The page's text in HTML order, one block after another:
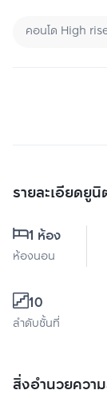
คอนโด High
รายละเอียดยูนิ
1 ห้อง
ห้องนอน
10
ลำดับชั้นที่
สิ่งอำนวยควา